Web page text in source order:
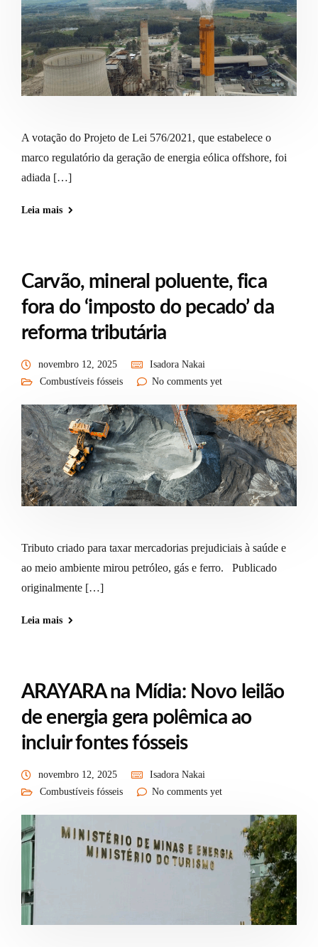
A votação do Projeto de Lei 576/2021, que estabelece o
marco regulatório da geração de energia eólica offshore, foi
adiada […]
Leia mais
Carvão, mineral poluente, fica
fora do ‘imposto do pecado’ da
reforma tributária
novembro 12, 2025
Isadora Nakai
Combustíveis fósseis
No comments yet
Tributo criado para taxar mercadorias prejudiciais à saúde e
ao meio ambiente mirou petróleo, gás e ferro. Publicado
originalmente […]
Leia mais
ARAYARA na Mídia: Novo leilão
de energia gera polêmica ao
incluir fontes fósseis
novembro 12, 2025
Isadora Nakai
Combustíveis fósseis
No comments yet